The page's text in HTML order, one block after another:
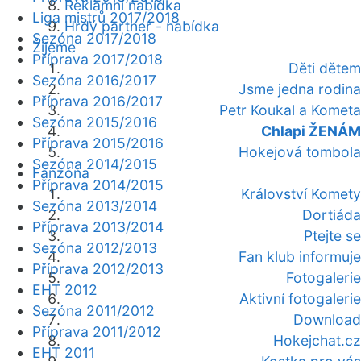
Reklamní nabídka
Hrdý partner - nabídka
Žijeme
Děti dětem
Jsme jedna rodina
Petr Koukal a Kometa
Chlapi ŽENÁM
Hokejová tombola
Fanzóna
Království Komety
Dortiáda
Ptejte se
Fan klub informuje
Fotogalerie
Aktivní fotogalerie
Download
Hokejchat.cz
Liga mistrů 2017/2018
Sezóna 2017/2018
Příprava 2017/2018
Sezóna 2016/2017
Příprava 2016/2017
Sezóna 2015/2016
Příprava 2015/2016
Sezóna 2014/2015
Příprava 2014/2015
Sezóna 2013/2014
Příprava 2013/2014
Sezóna 2012/2013
Příprava 2012/2013
EHT 2012
Sezóna 2011/2012
Příprava 2011/2012
EHT 2011